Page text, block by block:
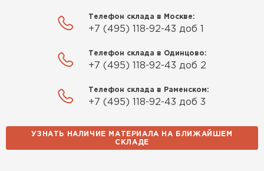
Телефон склада в Москве:
+7 (495) 118-92-43 доб 1
Телефон склада в Одинцово:
+7 (495) 118-92-43 доб 2
Телефон склада в Раменском:
+7 (495) 118-92-43 доб 3
УЗНАТЬ НАЛИЧИЕ МАТЕРИАЛА НА БЛИЖАЙШЕМ
СКЛАДЕ